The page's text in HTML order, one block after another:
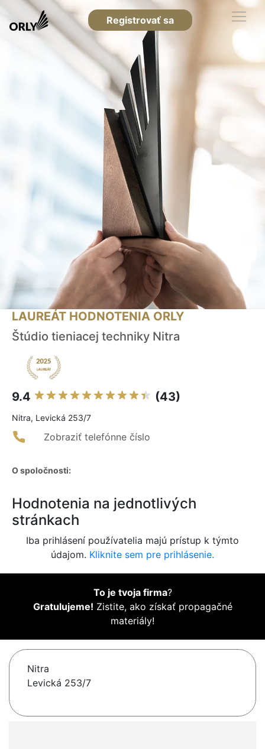
Registrovať sa
LAUREÁT HODNOTENIA ORLY
Štúdio tieniacej techniky Nitra
9.4 (43)
Nitra, Levická 253/7
Zobraziť telefónne číslo
O spoločnosti:
Hodnotenia na jednotlivých
stránkach
Iba prihlásení používatelia majú prístup k týmto
údajom. Kliknite sem pre prihlásenie.
To je tvoja firma?
Gratulujeme! Zistite, ako získať propagačné
materiály!
Nitra
Levická 253/7